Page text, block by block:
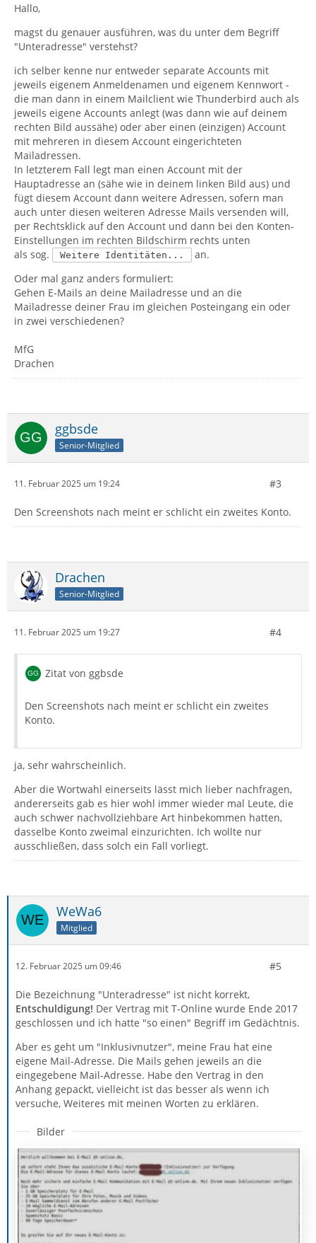
Hallo,
magst du genauer ausführen, was du unter dem Begriff
"Unteradresse" verstehst?
ich selber kenne nur entweder separate Accounts mit
jeweils eigenem Anmeldenamen und eigenem Kennwort -
die man dann in einem Mailclient wie Thunderbird auch als
jeweils eigene Accounts anlegt (was dann wie auf deinem
rechten Bild aussähe) oder aber einen (einzigen) Account
mit mehreren in diesem Account eingerichteten
Mailadressen.
In letzterem Fall legt man einen Account mit der
Hauptadresse an (sähe wie in deinem linken Bild aus) und
fügt diesem Account dann weitere Adressen, sofern man
auch unter diesen weiteren Adresse Mails versenden will,
per Rechtsklick auf den Account und dann bei den Konten-
Einstellungen im rechten Bildschirm rechts unten
als sog.
Weitere Identitäten...
an.
Oder mal ganz anders formuliert:
Gehen E-Mails an deine Mailadresse und an die
Mailadresse deiner Frau im gleichen Posteingang ein oder
in zwei verschiedenen?
MfG
Drachen
ggbsde
Senior-Mitglied
11. Februar 2025 um 19:24 #3
Den Screenshots nach meint er schlicht ein zweites Konto.
Drachen
Senior-Mitglied
11. Februar 2025 um 19:27 #4
Zitat von ggbsde
Den Screenshots nach meint er schlicht ein zweites
Konto.
ja, sehr wahrscheinlich.
Aber die Wortwahl einerseits lässt mich lieber nachfragen,
andererseits gab es hier wohl immer wieder mal Leute, die
auch schwer nachvollziehbare Art hinbekommen hatten,
dasselbe Konto zweimal einzurichten. Ich wollte nur
ausschließen, dass solch ein Fall vorliegt.
WeWa6
Mitglied
12. Februar 2025 um 09:46 #5
Die Bezeichnung "Unteradresse" ist nicht korrekt,
Entschuldigung! Der Vertrag mit T-Online wurde Ende 2017
geschlossen und ich hatte "so einen" Begriff im Gedächtnis.
Aber es geht um "Inklusivnutzer", meine Frau hat eine
eigene Mail-Adresse. Die Mails gehen jeweils an die
eingegebene Mail-Adresse. Habe den Vertrag in den
Anhang gepackt, vielleicht ist das besser als wenn ich
versuche, Weiteres mit meinen Worten zu erklären.
Bilder